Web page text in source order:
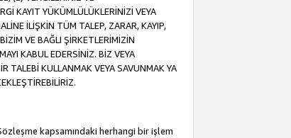
KAYIT YÜKÜMLÜLÜKLERİNİZİ VEYA
İLİŞKİN TÜM TALEP, ZARAR, KAYIP,
VE BAĞLI ŞİRKETLERİMİZİN
KABUL EDERSİNİZ. BİZ VEYA
TALEBİ KULLANMAK VEYA SAVUNMAK YA
kapsamındaki herhangi bir işlem